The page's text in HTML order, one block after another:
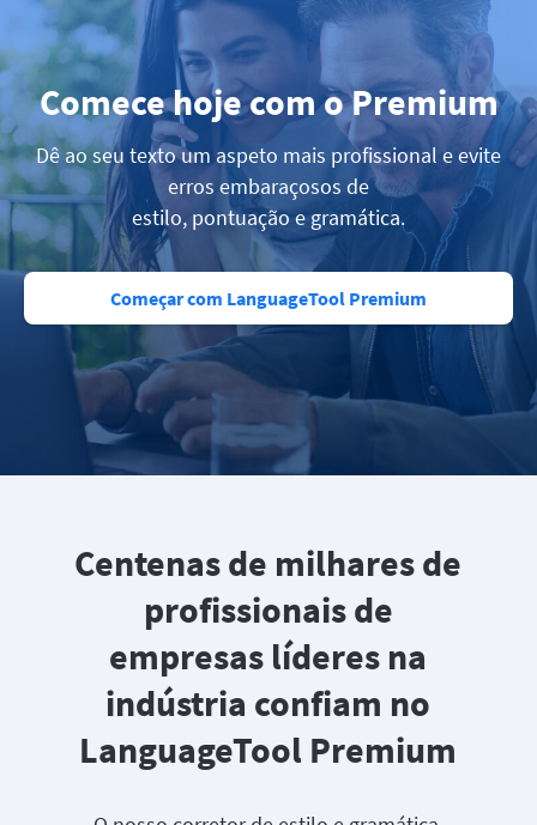
Comece hoje com o Premium
Dê ao seu texto um aspeto mais profissional e evite
erros embaraçosos de
estilo, pontuação e gramática.
Começar com LanguageTool Premium
Centenas de milhares de
profissionais de
empresas líderes na
indústria confiam no
LanguageTool Premium